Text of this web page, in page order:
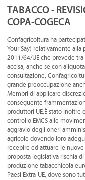
DOWNLOAD
LINK DI INTERESSE
CONTATTI
DOVE SIAMO
TABACCO -
COPA-COGECA
Confagricoltura ha
Your Say) relativamente
2011/64/UE che prevede tra
accisa, anche se con
consultazione,
grande preoccupazione
Membri di applicare
conseguente
produttori UE.È stato inoltre
controllo EMCS alle
aggravio degli oneri
agricole dovendo loro
recepire ed attuare le
proposta legislativa rischia
produzione tabacchicola
Paesi Extra-UE, dove sono